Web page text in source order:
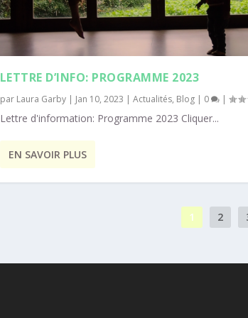
LETTRE D’INFO: PROGRAMME 2023
par Laura Garby| Jan 10, 2023 | Actualités, Blog| 0 |
Lettre d'information: Programme 2023 Cliquer...
EN SAVOIR PLUS
1 2